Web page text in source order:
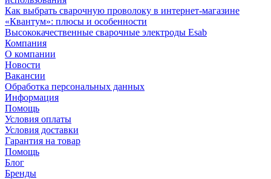
Как выбрать сварочную проволоку в интернет-магазине
«Квантум»: плюсы и особенности
Высококачественные сварочные электроды Esab
Компания
О компании
Новости
Вакансии
Обработка персональных данных
Информация
Помощь
Условия оплаты
Условия доставки
Гарантия на товар
Помощь
Блог
Бренды